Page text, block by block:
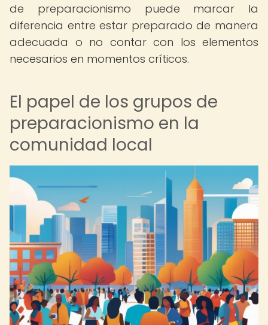
de preparacionismo puede marcar la
diferencia entre estar preparado de manera
adecuada o no contar con los elementos
necesarios en momentos críticos.
El papel de los grupos de
preparacionismo en la
comunidad local